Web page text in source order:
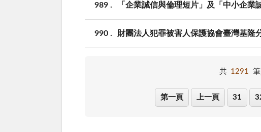
989 「企業誠信與倫理短片」及「中小企業
990 財團法人犯罪被害人保護協會臺灣基隆
共 1291
第一頁 上一頁 31